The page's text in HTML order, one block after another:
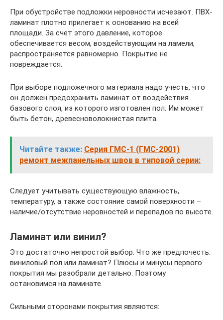
При обустройстве подложки неровности исчезают. ПВХ-
ламинат плотно прилегает к основанию на всей
площади. За счет этого давление, которое
обеспечивается весом, воздействующим на ламели,
распространяется равномерно. Покрытие не
повреждается.
При выборе подложечного материала надо учесть, что
он должен предохранить ламинат от воздействия
базового слоя, из которого изготовлен пол. Им может
быть бетон, древесноволокнистая плита.
Читайте также: Серия ГМС-1 (ГМС-2001)
ремонт межпанельных швов в типовой серии:
Следует учитывать существующую влажность,
температуру, а также состояние самой поверхности –
наличие/отсутствие неровностей и перепадов по высоте.
Ламинат или винил?
Это достаточно непростой выбор. Что же предпочесть:
виниловый пол или ламинат? Плюсы и минусы первого
покрытия мы разобрали детально. Поэтому
остановимся на ламинате.
Сильными сторонами покрытия являются: